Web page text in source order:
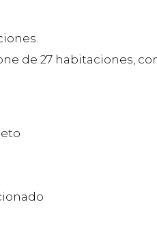
de 27 habitaciones,